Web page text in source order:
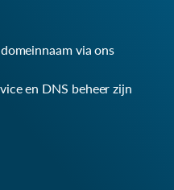
via ons
en DNS beheer zijn